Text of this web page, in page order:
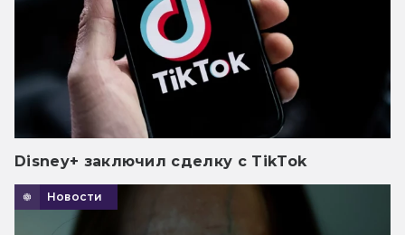
Disney+ заключил сделку с TikTok
Новости